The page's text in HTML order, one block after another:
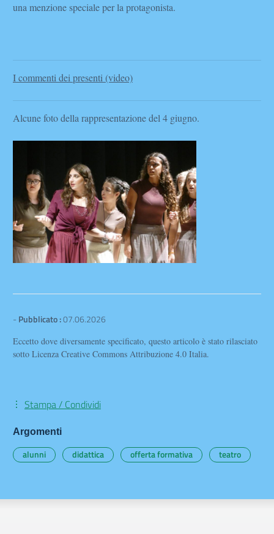
una menzione speciale per la protagonista.
I commenti dei presenti (video)
Alcune foto della rappresentazione del 4 giugno.
- Pubblicato :07.06.2026
Eccetto dove diversamente specificato, questo articolo è stato rilasciato
sotto Licenza Creative Commons Attribuzione 4.0 Italia.
Stampa / Condividi
Argomenti
alunni didattica offerta formativa teatro